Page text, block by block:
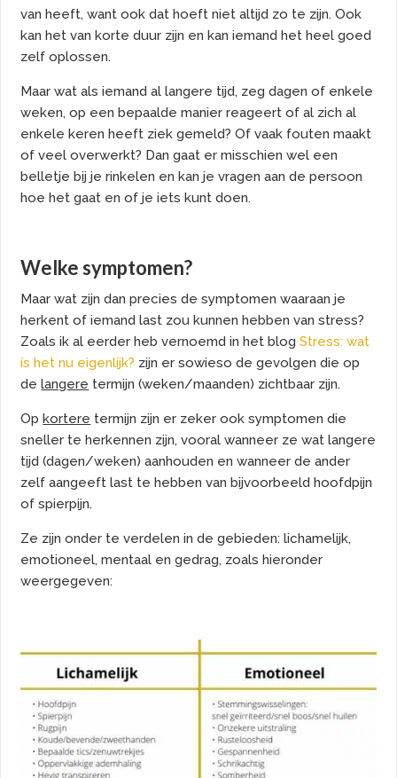
van heeft, want ook dat hoeft niet altijd zo te zijn. Ook
kan het van korte duur zijn en kan iemand het heel goed
zelf oplossen.
Maar wat als iemand al langere tijd, zeg dagen of enkele
weken, op een bepaalde manier reageert of al zich al
enkele keren heeft ziek gemeld? Of vaak fouten maakt
of veel overwerkt? Dan gaat er misschien wel een
belletje bij je rinkelen en kan je vragen aan de persoon
hoe het gaat en of je iets kunt doen.
Welke symptomen?
Maar wat zijn dan precies de symptomen waaraan je
herkent of iemand last zou kunnen hebben van stress?
Zoals ik al eerder heb vernoemd in het blogStress: wat
ís het nu eigenlijk? zijn er sowieso de gevolgen die op
delangere termijn (weken/maanden) zichtbaar zijn.
Opkortere termijn zijn er zeker ook symptomen die
sneller te herkennen zijn, vooral wanneer ze wat langere
tijd (dagen/weken) aanhouden en wanneer de ander
zelf aangeeft last te hebben van bijvoorbeeld hoofdpijn
of spierpijn.
Ze zijn onder te verdelen in de gebieden: lichamelijk,
emotioneel, mentaal en gedrag, zoals hieronder
weergegeven: